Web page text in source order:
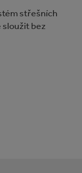
střešních
sloužit bez